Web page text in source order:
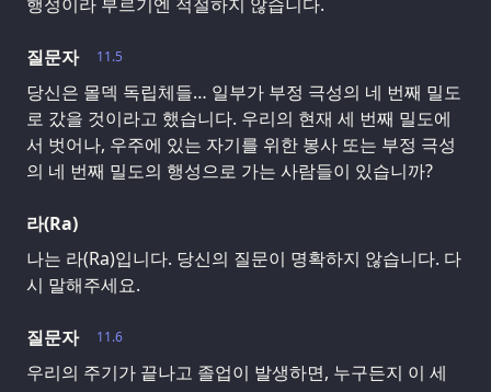
11.5
질문자
당신은 몰덱 독립체들… 일부가 부정 극성의 네 번째 밀도
로 갔을 것이라고 했습니다. 우리의 현재 세 번째 밀도에
서 벗어나, 우주에 있는 자기를 위한 봉사 또는 부정 극성
의 네 번째 밀도의 행성으로 가는 사람들이 있습니까?
라(Ra)
나는 라(Ra)입니다. 당신의 질문이 명확하지 않습니다. 다
시 말해주세요.
11.6
질문자
우리의 주기가 끝나고 졸업이 발생하면, 누구든지 이 세